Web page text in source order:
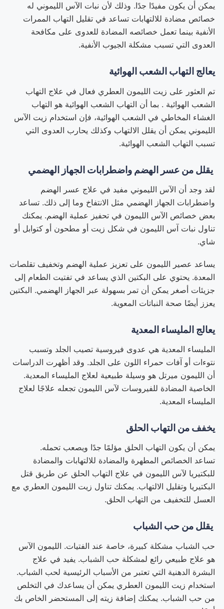
يمكن أن يكون مفيدًا جدًا. وذلك لأن نبات الآس الليموني له
خصائص مضادة للالتهابات تساعد في تقليل التهاب الممرات
الأنفية بينما تعمل خصائصه المضادة للعدوى على مكافحة
العدوى التي تسبب مشكلة الجيوب الأنفية.
يعالج التهاب الشعب الهوائية
تم العثور على زيت الليمون العطري فعال في علاج التهاب
الشعب الهوائية . بما أن التهاب الشعب الهوائية هو التهاب
الغشاء المخاطي في الشعب الهوائية، فإن استخدام زيت الآس
الليموني يمكن أن يقلل الالتهاب وكذلك يحارب العدوى التي
تسبب التهاب الشعب الهوائية.
يقلل من عسر الهضم واضطرابات الجهاز الهضمي
لقد وجد أن الآس الليموني مفيد في علاج عسر الهضم
واضطرابات الجهاز الهضمي مثل الانتفاخ وما إلى ذلك. تساعد
بعض خصائص الآس الليمون في تحفيز عملية الهضم. يمكنك
تناول نبات آس الليمون في شكل زيت أو مطحون أو كتوابل أو
شاي.
يساعد عصير الليمون على تعزيز عملية الهضم وتخفيف تقلصات
المعدة. يحتوي على البكتين الذي يساعد في تفتيت الطعام إلى
جزيئات أصغر يمكن أن تمر بسهولة عبر الجهاز الهضمي. البكتين
يعزز أيضًا صحة النباتات المعوية.
يعالج المليساء المعدية
المليساء المعدية هي عدوى فيروسية تصيب الجلد وتسبب
نتوءات أو آفات حمراء اللون على الجلد. وقد أظهرت الدراسات
أن الليمون ميرتل هو وسيلة طبيعية لعلاج المليساء المعدية.
الخاصية المضادة للفيروسات لآس الليمون تجعله علاجًا لعلاج
المليساء المعدية.
يخفف من التهاب الحلق
يمكن أن يكون التهاب الحلق مؤلمًا جدًا ويصعب تحمله.
تساعد الخصائص المطهرة والمضادة للالتهابات والمضادة
للبكتيريا لآس الليمون في علاج التهاب الحلق عن طريق قتل
البكتيريا وتقليل الالتهاب. يمكنك تناول زيت الليمون العطري مع
العسل للتخفيف من التهاب الحلق.
يقلل من حب الشباب
حب الشباب مشكلة كبيرة، خاصة عند الفتيات. الليمون الآس
هو علاج طبيعي رائع لمشكلة حب الشباب. يفيد في علاج
البشرة الدهنية التي تعتبر من الأسباب الرئيسية لحب الشباب.
استخدام زيت الليمون العطري يمكن أن يساعدك في التخلص
من حب الشباب. يمكنك إضافة زيته إلى المستحضر الخاص بك